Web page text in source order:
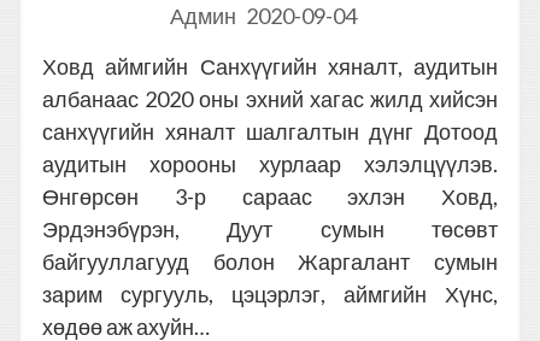
Админ 2020-09-04
Ховд аймгийн Санхүүгийн хяналт, аудитын
албанаас 2020 оны эхний хагас жилд хийсэн
санхүүгийн хяналт шалгалтын дүнг Дотоод
аудитын хорооны хурлаар хэлэлцүүлэв.
Өнгөрсөн 3-р сараас эхлэн Ховд,
Эрдэнэбүрэн, Дуут сумын төсөвт
байгууллагууд болон Жаргалант сумын
зарим сургууль, цэцэрлэг, аймгийн Хүнс,
хөдөө аж ахуйн…